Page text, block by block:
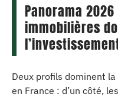
Panorama
immobilières
Deux profils dominent la
en France : d’un côté, les